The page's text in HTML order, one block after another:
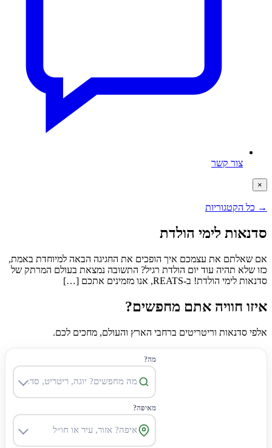
צור קשר
×
→ כל הקטגוריות
סדנאות לימי הולדת
אם שאלתם את עצמכם איך הופכים את החגיגה הבאה למיוחדת באמת,
כזו שלא תהיה עוד יום הולדת רגיל? התשובה נמצאת בעולם המרתק של
סדנאות לימי הולדת! ב-REATS, אנו מזמינים אתכם […]
איזו חוויה אתם מחפשים?
אלפי סדנאות וריטריטים ברחבי הארץ והעולם, מחכים לכם.
מה?
מאיפה?